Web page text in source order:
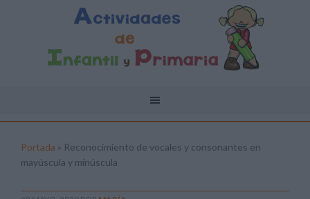
Portada » Reconocimiento de vocales y consonantes en
mayúscula y minúscula